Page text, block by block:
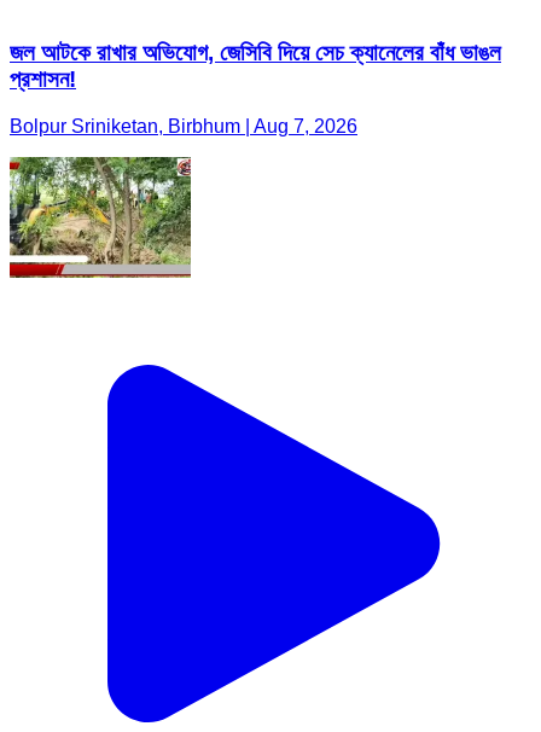
জল আটকে রাখার অভিযোগ, জেসিবি দিয়ে সেচ ক্যানেলের বাঁধ ভাঙল
প্রশাসন!
Bolpur Sriniketan, Birbhum | Aug 7, 2026